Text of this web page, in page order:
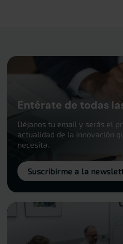
Entérate de todas
Déjanos tu email y serás el
actualidad de la innovación
necesita.
Suscribirme a la